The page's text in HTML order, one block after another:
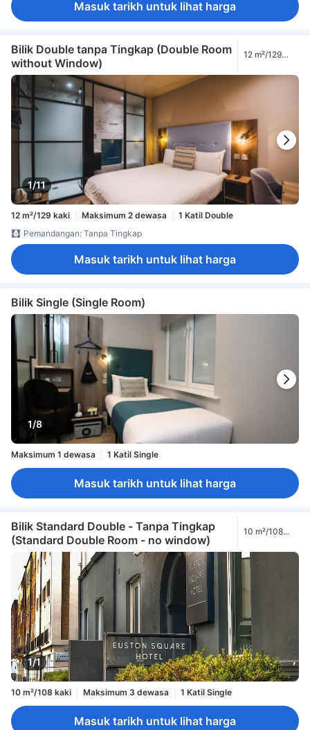
Masuk tarikh untuk lihat harga
Bilik Double tanpa Tingkap (Double Room
without Window)
12 m²/129
1/11
12 m²/129 kaki Maksimum 2 dewasa
1 Katil Double
Pemandangan: Tanpa Tingkap
Masuk tarikh untuk lihat harga
Bilik Single (Single Room)
1/8
Maksimum 1 dewasa 1 Katil Single
Masuk tarikh untuk lihat harga
Bilik Standard Double - Tanpa Tingkap
(Standard Double Room - no window)
10 m²/108
1/1
10 m²/108 kaki Maksimum 3 dewasa 1 Katil Single
Masuk tarikh untuk lihat harga